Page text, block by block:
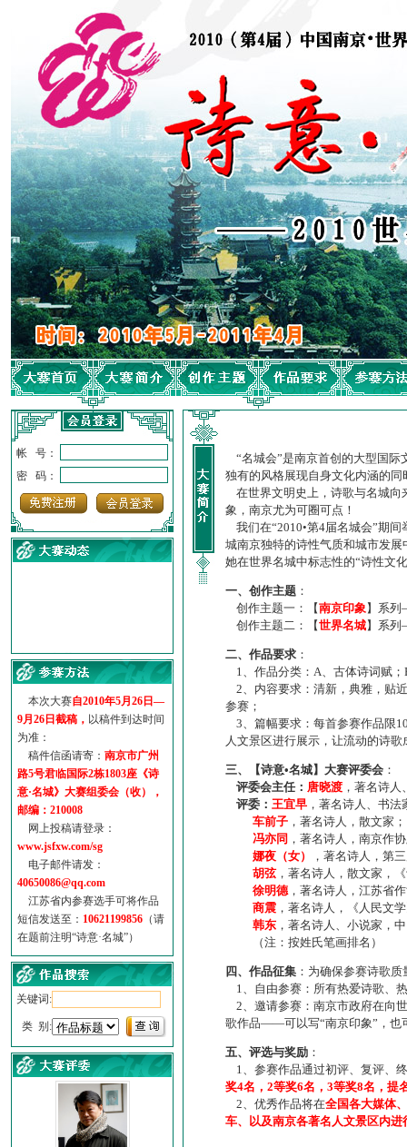
帐 号：
密 码：
·【诗意·名城】地铁展示作...
诗意名城·地铁时间
地铁完美呈现【诗意·名城...
参赛作品多达5000多首
“诗意·名城”晒诗会
特别通知--致广大诗词爱好...
本次大赛自2010年5月26日—
9月26日截稿， 以稿件到达时间
为准：
稿件信函请寄： 南京市广州
路5号君临国际2栋1803座《诗
意·名城》大赛组委会（收），
邮编：210008
网上投稿请登录：
www.jsfxw.com/sg
电子邮件请发：
40650086@qq.com
江苏省内参赛选手可将作品
短信发送至： 10621199856 （请
在题前注明“诗意·名城”）
关键词:
类 别:
“名城会”是南京首创的大型国际
独有的风格展现自身文化内涵的
在世界文明史上，诗歌与名城向
象，南京尤为可圈可点！
我们在“2010•第4届名城会”期
城南京独特的诗性气质和城市发
她在世界名城中标志性的“诗性文
一、创作主题 ：
创作主题一：【南京印象】系
创作主题二：【世界名城】系
二、作品要求 ：
1、作品分类：A、古体诗词赋；
2、内容要求：清新，典雅，贴
参赛；
3、篇幅要求：每首参赛作品限
人文景区进行展示，让流动的诗
三、【诗意•名城】大赛评委会 ：
评委会主任： 唐晓渡 ，著名诗
评委： 王宜早 ，著名诗人、书
车前子 ，著名诗人，散文家；
冯亦同 ，著名诗人，南京作
娜夜（女）
，著名诗人，第
胡弦，著名诗人，散文家，
徐明德，著名诗人，江苏省
商震 ，著名诗人，《人民文
韩东 ，著名诗人、小说家，
（注：按姓氏笔画排名）
四、作品征集 ：为确保参赛诗歌
1、自由参赛：所有热爱诗歌、
2、邀请参赛：南京市政府在向
歌作品——可以写“南京印象”，也
五、评选与奖励 ：
1、参赛作品通过初评、复评、
奖4名，2等奖6名，3等奖8名，提
2、优秀作品将在全国各大媒体
车、以及南京各著名人文景区内进